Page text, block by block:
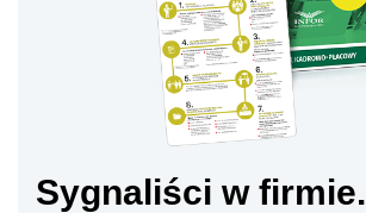
Sygnaliści w firmie.